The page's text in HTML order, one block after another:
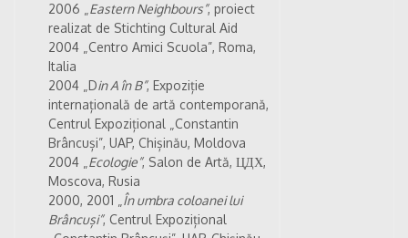
2006 „ Eastern Neighbours”, proiect
realizat de Stichting Cultural Aid
2004 „Centro Amici Scuola”, Roma,
Italia
2004 „Din A în B”, Expoziție
internațională de artă contemporană,
Centrul Expozițional „Constantin
Brâncuși”, UAP, Chișinău, Moldova
2004 „ Ecologie”, Salon de Artă, ЦДХ,
Moscova, Rusia
2000, 2001 „ În umbra coloanei lui
Brâncuși”, Centrul Expozițional